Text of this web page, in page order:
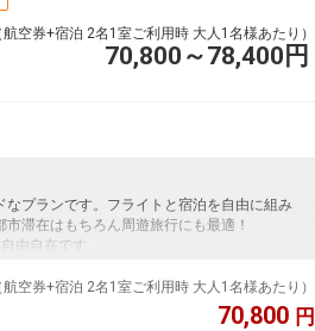
航空券+宿泊 2名1室ご利用時 大人1名様あたり）
70,800～78,400 円
プランです。フライトと宿泊を自由に組み
滞在はもちろん周遊旅行にも最適！
由自在です。
の追加（同時予約）が可能なプランもござ
航空券+宿泊 2名1室ご利用時 大人1名様あたり）
70,800 円